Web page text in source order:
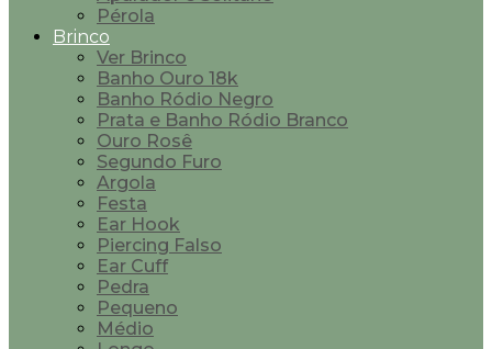
Pérola
Brinco
Ver Brinco
Banho Ouro 18k
Banho Ródio Negro
Prata e Banho Ródio Branco
Ouro Rosê
Segundo Furo
Argola
Festa
Ear Hook
Piercing Falso
Ear Cuff
Pedra
Pequeno
Médio